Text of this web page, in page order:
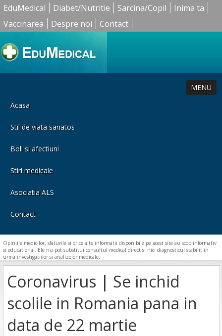
EduMedical Diabet/Nutritie Sarcina/Copil
Inima ta
Vaccinarea
Despre noi Contact
MENU
Acasa
Stil de viata sanatos
Boli si afectiuni
Stiri medicale
Asociatia ALS
Contact
Opiniile medicilor, sfaturile si orice alte informatii disponibile pe acest site au scop informativ
si educational. Ele nu pot substitui consultul medical direct si nici diagnosticul stabilit in
urma investigatiilor si analizelor medicale.
Coronavirus | Se inchid
scolile in Romania pana in
data de 22 martie